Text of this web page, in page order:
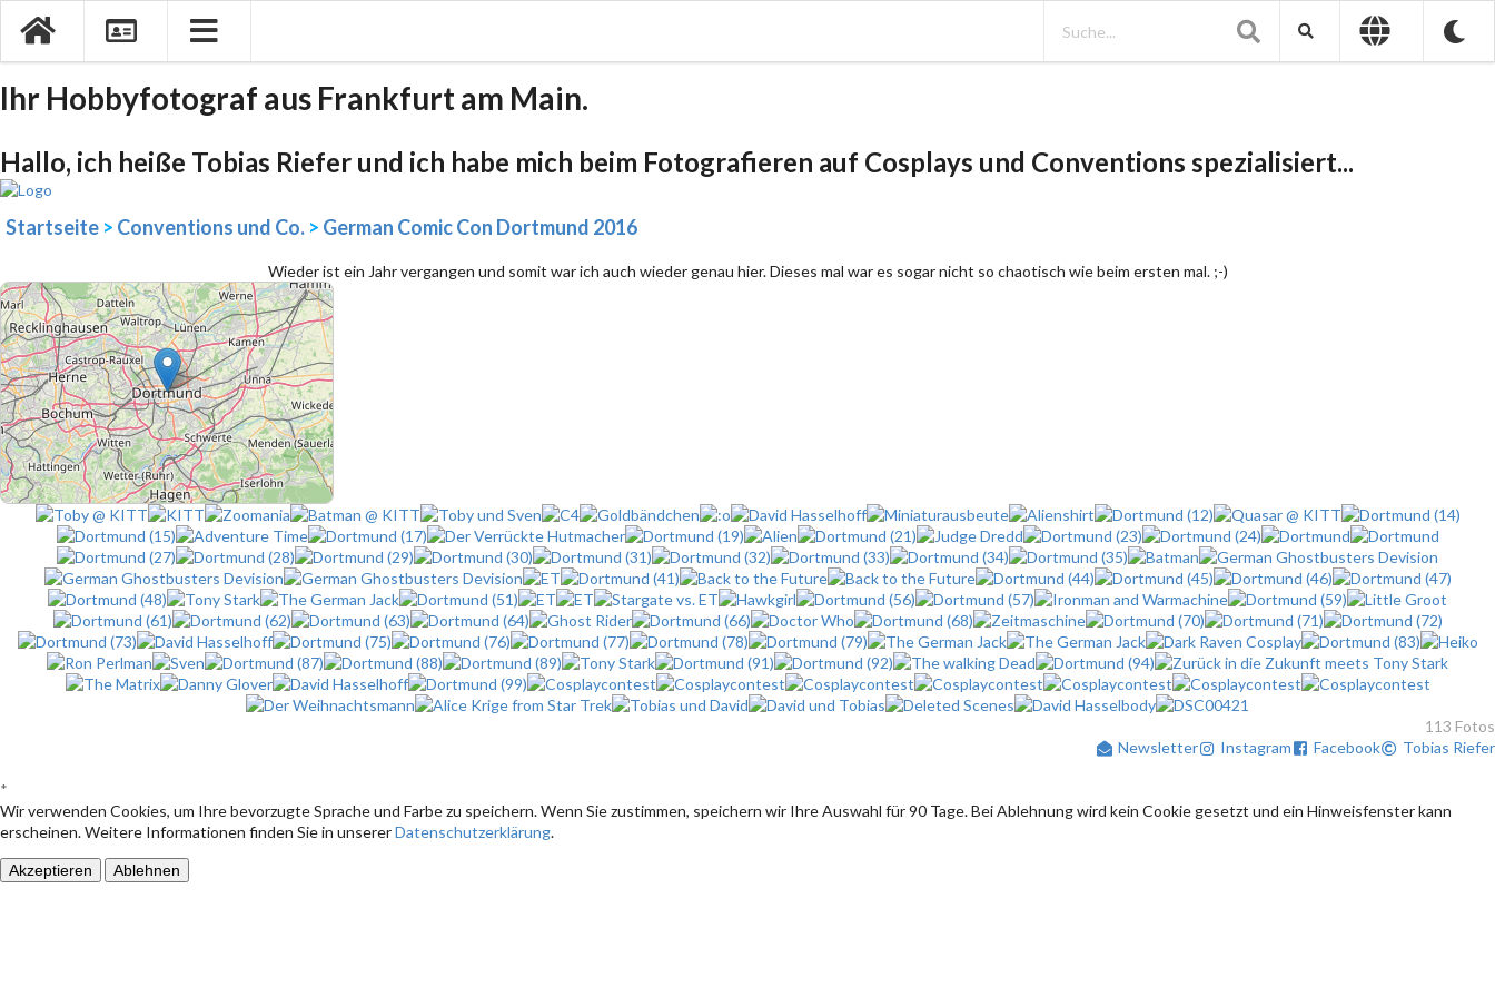
Ihr Hobbyfotograf aus Frankfurt am Main.
Hallo, ich heiße Tobias Riefer und ich habe mich beim Fotografieren auf Cosplays und Conventions spezialisiert...
Startseite > Conventions und Co. > German Comic Con Dortmund 2016
Wieder ist ein Jahr vergangen und somit war ich auch wieder genau hier. Dieses mal war es sogar nicht so chaotisch wie beim ersten mal. ;-)
113 Fotos
Newsletter
Instagram Facebook Tobias Riefer
*
Wir verwenden Cookies, um Ihre bevorzugte Sprache und Farbe zu speichern. Wenn Sie zustimmen, speichern wir Ihre Auswahl für 90 Tage. Bei Ablehnung wird kein Cookie gesetzt und ein Hinweisfenster kann
erscheinen. Weitere Informationen finden Sie in unsererDatenschutzerklärung.
Akzeptieren Ablehnen